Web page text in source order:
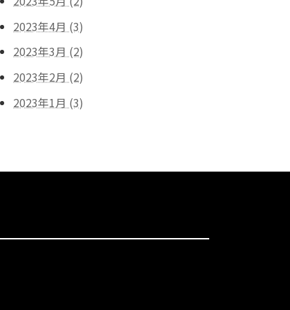
2023年4月 (3)
2023年3月 (2)
2023年2月 (2)
2023年1月 (3)